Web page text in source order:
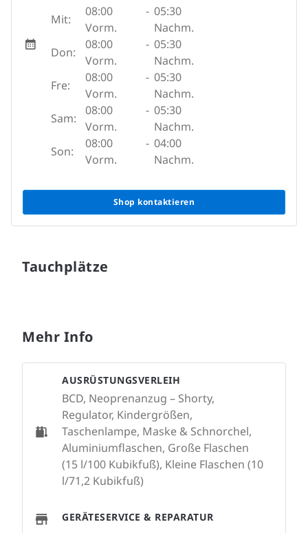
Mit:
08:00
Vorm.
- 05:30
Nachm.
Don:
08:00
Vorm.
- 05:30
Nachm.
Fre:
08:00
Vorm.
- 05:30
Nachm.
Sam:
08:00
Vorm.
- 05:30
Nachm.
Son:
08:00
Vorm.
- 04:00
Nachm.
Shop kontaktieren
Tauchplätze
Mehr Info
AUSRÜSTUNGSVERLEIH
BCD, Neoprenanzug – Shorty,
Regulator, Kindergrößen,
Taschenlampe, Maske & Schnorchel,
Aluminiumflaschen, Große Flaschen
(15 l/100 Kubikfuß), Kleine Flaschen (10
l/71,2 Kubikfuß)
GERÄTESERVICE & REPARATUR